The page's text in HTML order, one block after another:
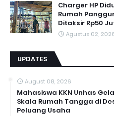
Charger HP
Rumah
Ditaksir Rp50
Agustus 02,
UPDATES
August 08, 2026
Mahasiswa KKN Unhas
Skala Rumah Tangga di
Peluang Usaha